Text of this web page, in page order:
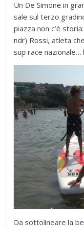
Un De Simone in
sale sul terzo
piazza non c’è
ndr) Rossi, atleta
sup race nazionale…
Da sottolineare la